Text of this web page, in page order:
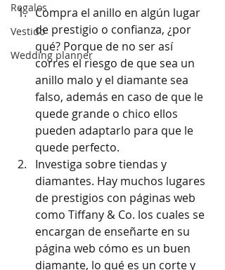
Regalos
Vestido
Wedding planner
Compra el anillo en algún lugar
de prestigio o confianza, ¿por
qué? Porque de no ser así
corres el riesgo de que sea un
anillo malo y el diamante sea
falso, además en caso de que le
quede grande o chico ellos
pueden adaptarlo para que le
quede perfecto.
Investiga sobre tiendas y
diamantes. Hay muchos lugares
de prestigios con páginas web
como Tiffany & Co. los cuales se
encargan de enseñarte en su
página web cómo es un buen
diamante, lo qué es un corte y